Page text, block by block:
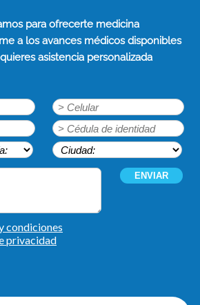
para ofrecerte medicina
a los avances médicos disponibles
asistencia personalizada